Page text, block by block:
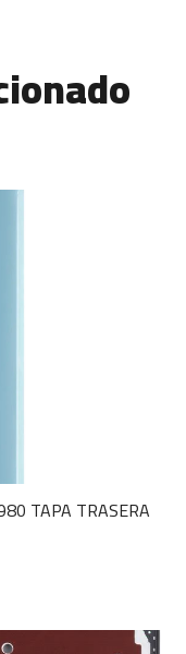
TAPA TRASERA